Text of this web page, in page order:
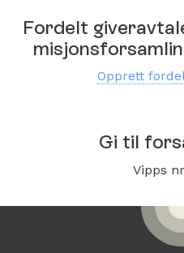
Fordelt
Opprett
Gi til
Vipps